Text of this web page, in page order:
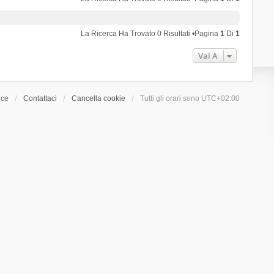
La Ricerca Ha Trovato 0 Risultati •Pagina1 Di1
Vai A
Contattaci Cancella cookie Tutti gli orari sono UTC+02:00